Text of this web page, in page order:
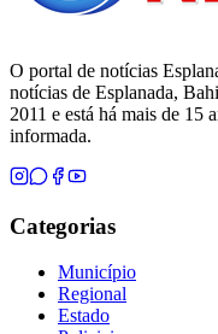
O portal de notícias
notícias de Esplanada,
2011 e está há mais de 15
informada.
Categorias
Município
Regional
Estado